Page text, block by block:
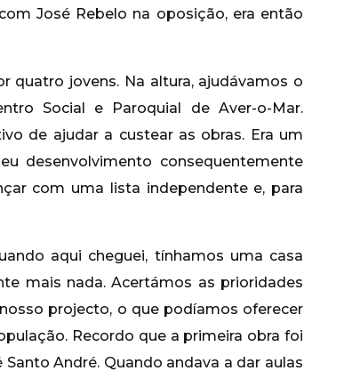
José Rebelo na oposição, era então
quatro jovens. Na altura, ajudávamos o
Social e Paroquial de Aver-o-Mar.
de ajudar a custear as obras. Era um
desenvolvimento consequentemente
com uma lista independente e, para
aqui cheguei, tínhamos uma casa
mais nada. Acertámos as prioridades
projecto, o que podíamos oferecer
Recordo que a primeira obra foi
André. Quando andava a dar aulas